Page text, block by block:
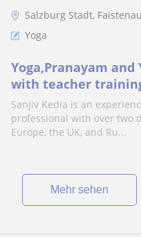
Salzburg Stadt,
Yoga
Yoga,Pranayam
with teacher
Sanjiv Kedia is an
professional with over two
Europe, the UK, and Ru...
Mehr sehen